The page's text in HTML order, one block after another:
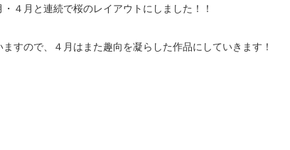
４月と連続で桜のレイアウトにしました！！
すので、４月はまた趣向を凝らした作品にしていきます！